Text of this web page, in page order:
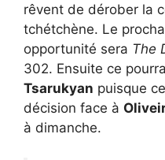
rêvent de dérober la
tchétchène. Le
opportunité sera The
302. Ensuite ce
Tsarukyan puisque
décision face à
à dimanche.